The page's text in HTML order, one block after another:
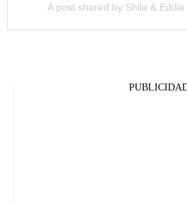
A post shared by Shila &